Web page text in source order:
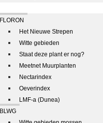
FLORON
Het Nieuwe Strepen
Witte gebieden
Staat deze plant er nog?
Meetnet Muurplanten
Nectarindex
Oeverindex
LMF-a (Dunea)
BLWG